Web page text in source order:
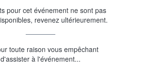
pour cet événement ne sont pas
revenez ultérieurement.
toute raison vous empêchant
d'assister à l'événement...